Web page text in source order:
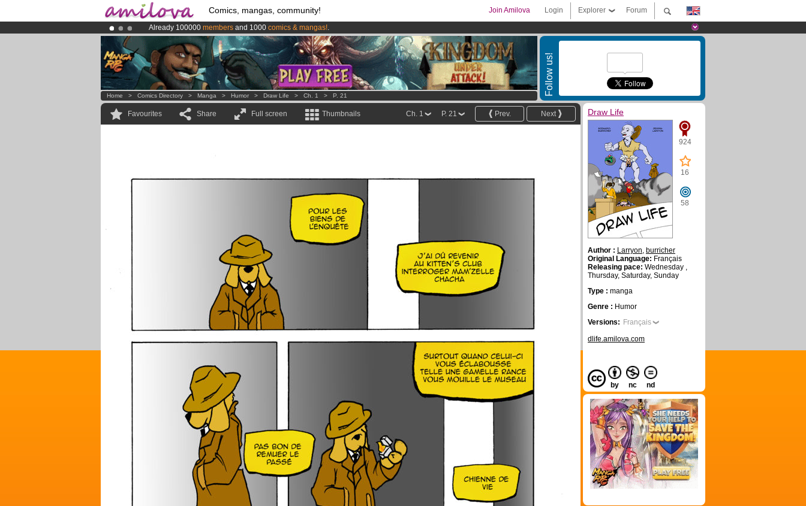
Comics, mangas, community! Forum
Explorer
Login
Join Amilova
Already 100000 members and 1000 comics & mangas!.
AmilovaKickstarter is now LIVE!.
Premium membership from3.95 euros per month !Get membership now
Follow us!
Home > Comics Directory > Manga > Humor > Draw Life > Ch. 1 > P. 21
Favourites Share Full screen Thumbnails Next
Prev.
P. 21
Ch. 1 Draw Life
924
16
58
Author : Larryon, burricher
Original Language: Français
Releasing pace: Wednesday ,
Thursday, Saturday, Sunday
Type : manga
Genre : Humor
Versions: Français
dlife.amilova.com
by nc nd